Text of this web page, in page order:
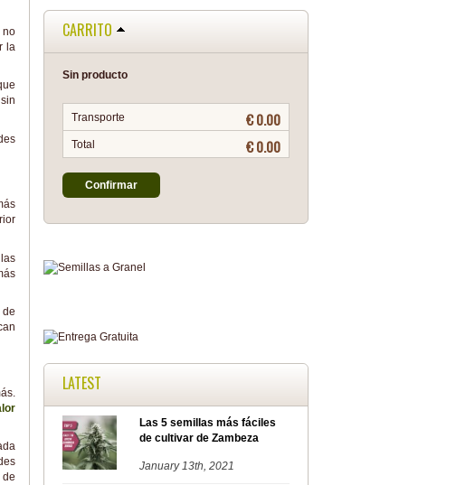
no
la
de
CARRITO
Sin producto
Transporte € 0.00
Total € 0.00
Confirmar
LATEST
Las 5 semillas más fáciles
de cultivar de Zambeza
January 13th, 2021